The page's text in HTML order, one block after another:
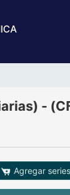
-
Agregar series